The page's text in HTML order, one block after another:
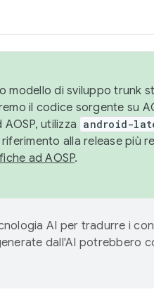
modello di sviluppo trunk
il codice sorgente su
utilizza android-
alla release più
ad AOSP.
AI per tradurre i
dall'AI potrebbero